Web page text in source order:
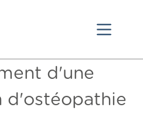
d'une
d'ostéopathie